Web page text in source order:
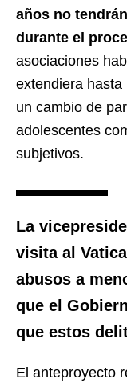
años no
durante el
asociaciones
extendiera hasta
un cambio de
adolescentes
subjetivos.
La
visita al
abusos a
que el
que estos
El anteproyecto